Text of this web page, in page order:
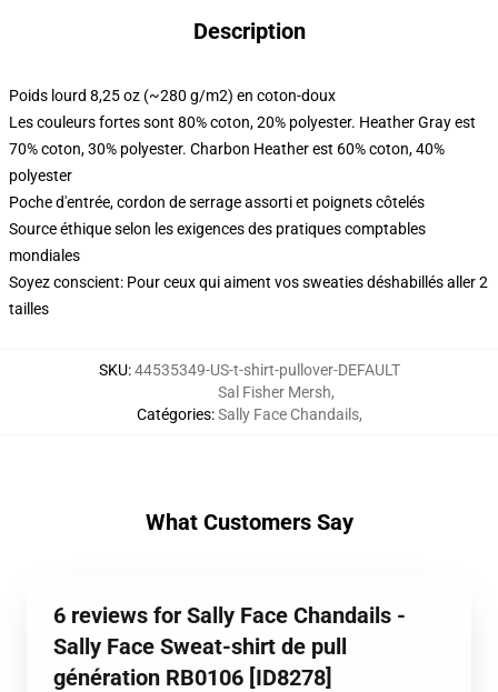
Description
Poids lourd 8,25 oz (~280 g/m2) en coton-doux
Les couleurs fortes sont 80% coton, 20% polyester. Heather Gray est
70% coton, 30% polyester. Charbon Heather est 60% coton, 40%
polyester
Poche d'entrée, cordon de serrage assorti et poignets côtelés
Source éthique selon les exigences des pratiques comptables
mondiales
Soyez conscient: Pour ceux qui aiment vos sweaties déshabillés aller 2
tailles
SKU:44535349-US-t-shirt-pullover-DEFAULT
Catégories:
Sal Fisher Mersh,
Sally Face Chandails,
What Customers Say
6 reviews for Sally Face Chandails -
Sally Face Sweat-shirt de pull
génération RB0106 [ID8278]